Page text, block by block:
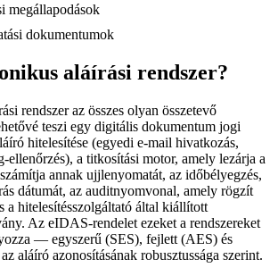
megállapodások
dokumentumok
aláírási rendszer?
rendszer az összes olyan összetevő
teszi egy digitális dokumentum jogi
hitelesítése (egyedi e-mail hivatkozás,
ellenőrzés), a titkosítási motor, amely lezárja a
annak ujjlenyomatát, az időbélyegzés,
dátumát, az auditnyomvonal, amely rögzít
a hitelesítésszolgáltató által kiállított
Az eIDAS-rendelet ezeket a rendszereket
— egyszerű (SES), fejlett (AES) és
aláíró azonosításának robusztussága szerint.